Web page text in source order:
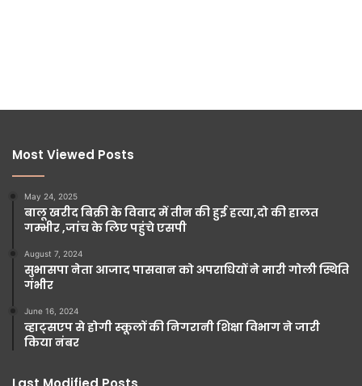
Most Viewed Posts
May 24, 2025
बालू खरीद बिक्री के विवाद में तीन की हुई हत्या,दो की हालत
गम्भीर ,जांच के लिए पहुंचे एसपी
August 7, 2024
सुभासपा नेता आजाद पासवान को अपराधियों ने मारी गोली स्थिति
गंभीर
June 16, 2024
व्हाट्सएप से होगी स्कूलों की निगरानी शिक्षा विभाग ने जारी
किया नंबर